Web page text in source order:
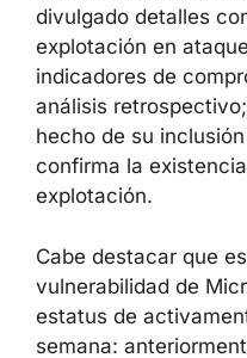
movimiento lateral, la
credenciales y la
controladores de
En este momento, ni
divulgado detalles
explotación en
dificulta el análisis
embargo, el mero
catálogo KEV
evidencias fiables de